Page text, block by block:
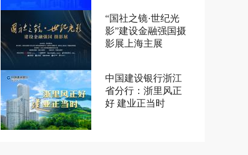
“国社之镜·世纪光
影”建设金融强国摄
影展上海主展
中国建设银行浙江
省分行：浙里风正
好 建业正当时